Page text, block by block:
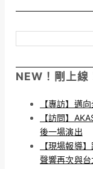
NEW！剛上線
【專訪】邁
【訪問】
後一場演出
【現場報導
聲響再次與台